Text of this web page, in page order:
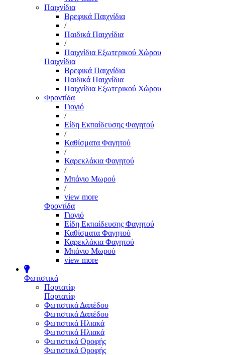
Παιχνίδια
Βρεφικά Παιχνίδια
/
Παιδικά Παιχνίδια
/
Παιχνίδια Εξωτερικού Χώρου
Παιχνίδια
Βρεφικά Παιχνίδια
Παιδικά Παιχνίδια
Παιχνίδια Εξωτερικού Χώρου
Φροντίδα
Γιογιό
/
Είδη Εκπαίδευσης Φαγητού
/
Καθίσματα Φαγητού
/
Καρεκλάκια Φαγητού
/
Μπάνιο Μωρού
/
view more
Φροντίδα
Γιογιό
Είδη Εκπαίδευσης Φαγητού
Καθίσματα Φαγητού
Καρεκλάκια Φαγητού
Μπάνιο Μωρού
view more
Φωτιστικά
Πορτατίφ
Πορτατίφ
Φωτιστικά Δαπέδου
Φωτιστικά Δαπέδου
Φωτιστικά Ηλιακά
Φωτιστικά Ηλιακά
Φωτιστικά Οροφής
Φωτιστικά Οροφής